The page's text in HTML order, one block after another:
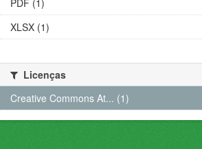
PDF (1)
XLSX (1)
Licenças
Creative Commons At... (1)